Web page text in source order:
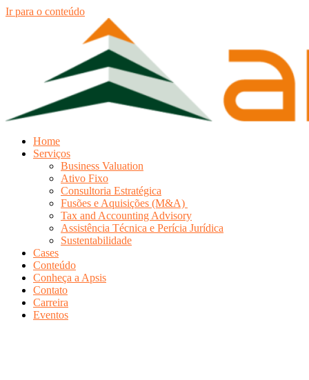
Ir para o conteúdo
Home
Serviços
Business Valuation
Ativo Fixo
Consultoria Estratégica
Fusões e Aquisições (M&A)
Tax and Accounting Advisory
Assistência Técnica e Perícia Jurídica
Sustentabilidade
Cases
Conteúdo
Conheça a Apsis
Contato
Carreira
Eventos